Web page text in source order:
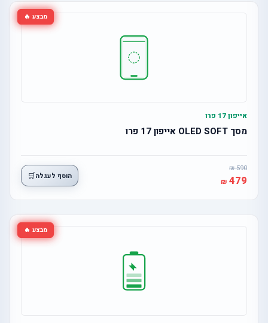
מבצע 🔥
אייפון 17 פרו
מסך OLED SOFT אייפון 17 פרו
590
479 הוסף לעגלה🛒
מבצע 🔥